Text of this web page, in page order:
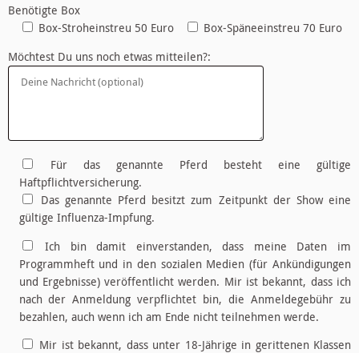
Benötigte Box
Box-Stroheinstreu 50 Euro
Box-Späneeinstreu 70 Euro
Möchtest Du uns noch etwas mitteilen?:
Für das genannte Pferd besteht eine gültige
Haftpflichtversicherung.
Das genannte Pferd besitzt zum Zeitpunkt der Show eine
gültige Influenza-Impfung.
Ich bin damit einverstanden, dass meine Daten im
Programmheft und in den sozialen Medien (für Ankündigungen
und Ergebnisse) veröffentlicht werden. Mir ist bekannt, dass ich
nach der Anmeldung verpflichtet bin, die Anmeldegebühr zu
bezahlen, auch wenn ich am Ende nicht teilnehmen werde.
Mir ist bekannt, dass unter 18-Jährige in gerittenen Klassen